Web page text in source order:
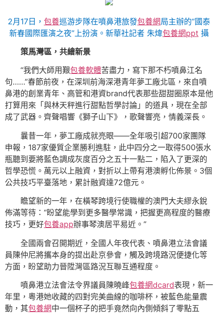
2月17日， 包養巡游步隊在噴鼻港旅發包養網局主辦的“國泰
新春國際匯演之夜”上扮演。新華社記者 朱煒包養網ppt 攝
策馬灣區，共繪新景
“我們大師用艱包養軟體苦盡力，寫下那不朽噴鼻江名
句……”春節前夜，在深圳前海深港青年夢工廠北區，來自噴
鼻港的創業青年、高管和港資brand代表那些甜甜圈原本是他
打算用來「與林天秤進行甜點哲學討論」的道具，現在全部
成了武器。齊聲唱響《獅子山下》，歌聲響亮，情義深長。
曩昔一年，夢工廠成就亮眼——全年吸引超700家團隊
申報，187家優質企業勝利進駐，此中四分之一取得500張水
瓶聽到要將藍色調成灰度百分之五十一點二，陷入了更深的
哲學恐慌。萬元以上融資，對折以上帶有港澳孵化佈景。3個
公共技巧平臺落地，累計融資達72億元。
瞻望新的一年，在橫琴跨境行使職權的澳門大夫繆永銳
佈滿等待：“盼望能學到更多醫學常識，把握更高程度的醫療
技巧，更好包養app辦事琴澳居平易近。”
全國兩會召開期近，全國人年夜代表、噴鼻港立法會議
員陳仲尼將攜本身的提出赴京參會，觸及跨境路況便捷化等
方面，盼望助力晉陞灣區路況互聯互通程度。
噴鼻港立法會法令界議員陳曉峰包養網dcard表現，新一
年里，粵港她收藏的四對完美曲線的咖啡杯，被藍色能量震
動，其包養網中一個杯子的把手竟然向內側傾斜了零點五